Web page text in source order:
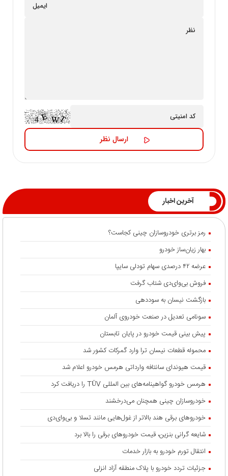
آخرین اخبار
رمز برتری خودروسازان چینی کجاست؟
بهار زیان‌ساز خودرو
عرضه ۴۲ درصدی سهام تودلی سایپا
فروش بی‌وای‌دی شتاب گرفت
بازگشت نیسان به سوددهی
سونامی تعدیل در صنعت خودروی آلمان
پیش بینی قیمت خودرو در پایان تابستان
محموله قطعات نیسان ترا وارد گمرکات کشور شد
قیمت هیوندای سانتافه وارداتی هرمس خودرو اعلام شد
هرمس خودرو گواهینامه‌های بین المللی TÜV را دریافت کرد
خودروسازان چینی همچنان می‌درخشند
خودروهای برقی هند بالاتر از غول‌هایی مانند تسلا و بی‌وای‌دی
شایعه گرانی بنزین، قیمت خودروهای برقی را بالا برد
انتقال تورم خودرو به بازار خدمات
جزئیات تردد خودرو با پلاک منطقه آزاد انزلی